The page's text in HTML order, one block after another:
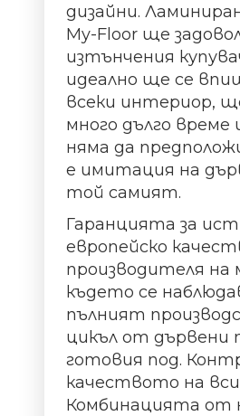
дизайни.
My-Floor ще
изтънчения
идеално ще се
всеки интериор,
много дълго време
няма да
е имитация на
той самият.
Гаранцията за
европейско
производителя на
където се
пълният
цикъл от дървени
готовия под.
качеството на
Комбинацията от